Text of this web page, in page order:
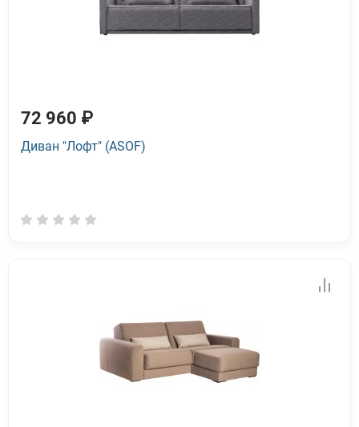
72 960 ₽
Диван "Лофт" (ASOF)